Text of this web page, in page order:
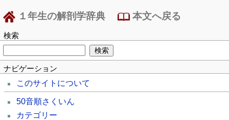
１年生の解剖学辞典 本文へ戻る
検索
ナビゲーション
このサイトについて
50音順さくいん
カテゴリー